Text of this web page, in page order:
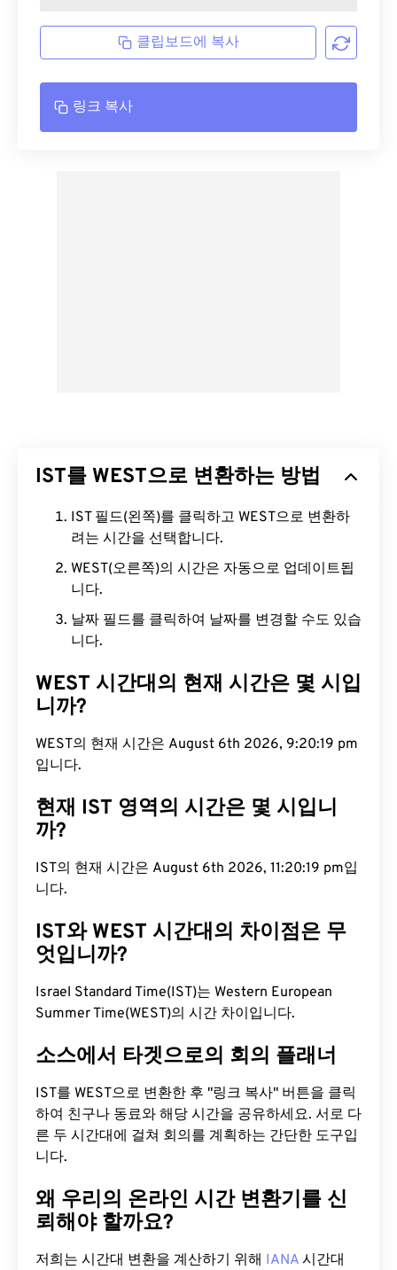
클립보드에 복사
링크 복사
IST를 WEST으로 변환하는 방법
IST 필드(왼쪽)를 클릭하고 WEST으로 변환하
려는 시간을 선택합니다.
WEST(오른쪽)의 시간은 자동으로 업데이트됩
니다.
날짜 필드를 클릭하여 날짜를 변경할 수도 있습
니다.
WEST 시간대의 현재 시간은 몇 시입
니까?
WEST의 현재 시간은 August 6th 2026, 9:20:20 pm
입니다.
현재 IST 영역의 시간은 몇 시입니
까?
IST의 현재 시간은 August 6th 2026, 11:20:20 pm입
니다.
IST와 WEST 시간대의 차이점은 무
엇입니까?
Israel Standard Time(IST)는 Western European
Summer Time(WEST)의 시간 차이입니다.
소스에서 타겟으로의 회의 플래너
IST를 WEST으로 변환한 후 "링크 복사" 버튼을 클릭
하여 친구나 동료와 해당 시간을 공유하세요. 서로 다
른 두 시간대에 걸쳐 회의를 계획하는 간단한 도구입
니다.
왜 우리의 온라인 시간 변환기를 신
뢰해야 할까요?
저희는 시간대 변환을 계산하기 위해 IANA 시간대